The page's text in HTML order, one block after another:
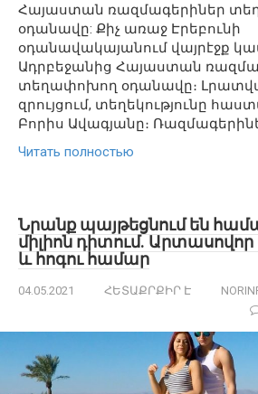
Հայաստան ռազմագերիներ
օդանավը: Քիչ առաջ Էրեբունի
օդանավակայանում վայրէջք
Ադրբեջանից Հայաստան
տեղափոխող օդանավը։
զրույցում, տեղեկությունը
Բորիս Ավագյանը։
Читать полностью
Նրանք պայթեցնում են
միլիոն դիտում.
և հոգու համար
04.05.2021 ՀԵՏԱՔՐՔԻՐ Է